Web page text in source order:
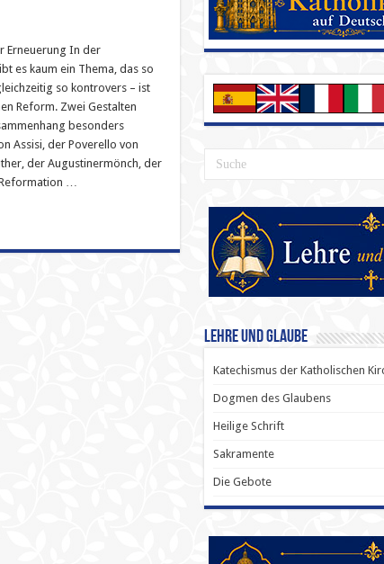
Erneuerung In der
es kaum ein Thema, das so
so kontrovers – ist
Reform. Zwei Gestalten
besonders
Assisi, der Poverello von
der Augustinermönch, der
…
Lehre und Glaube
Katechismus der Katholischen
Dogmen des Glaubens
Heilige Schrift
Sakramente
Die Gebote